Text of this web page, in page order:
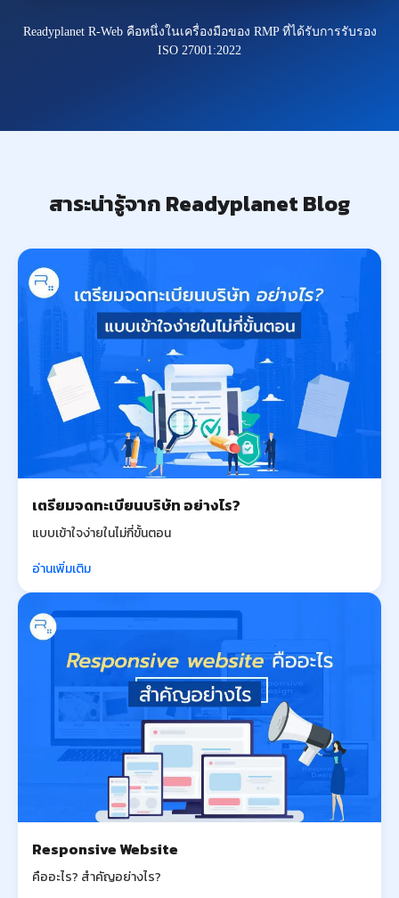
Readyplanet R-Web คือหนึ่งในเครื่องมือของ RMP ที่ได้รับการรับรอง
ISO 27001:2022
สาระน่ารู้จาก Readyplanet Blog
เตรียมจดทะเบียนบริษัท อย่างไร?
แบบเข้าใจง่ายในไม่กี่ขั้นตอน
อ่านเพิ่มเติม
Responsive Website
คืออะไร? สำคัญอย่างไร?